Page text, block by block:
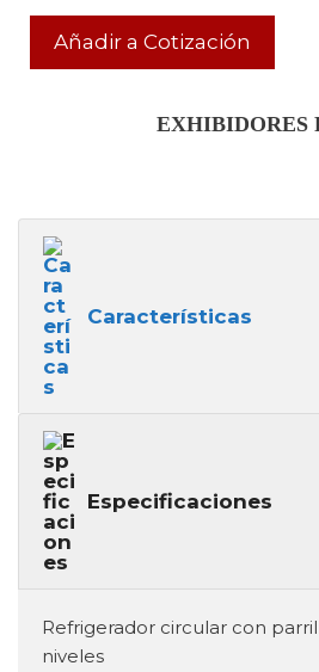
Añadir a Cotización
EXHIBIDORES
Características
Especificaciones
Refrigerador circular con
niveles